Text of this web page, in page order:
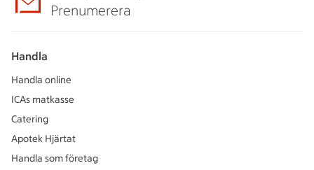
Prenumerera
Handla
Handla online
ICAs matkasse
Catering
Apotek Hjärtat
Handla som företag